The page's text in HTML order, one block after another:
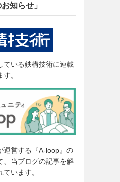
知らせ」
ている鉄構技術に連載
。
運営する『A-loop』の
、当ブログの記事を解
います。